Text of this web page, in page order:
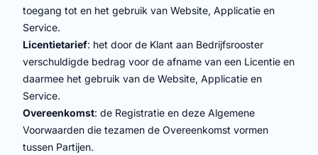
toegang tot en het gebruik van Website, Applicatie en
Service.
Licentietarief: het door de Klant aan Bedrijfsrooster
verschuldigde bedrag voor de afname van een Licentie en
daarmee het gebruik van de Website, Applicatie en
Service.
Overeenkomst: de Registratie en deze Algemene
Voorwaarden die tezamen de Overeenkomst vormen
tussen Partijen.